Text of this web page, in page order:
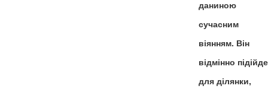
даниною
сучасним
віянням. Він
відмінно підійде
для ділянки,